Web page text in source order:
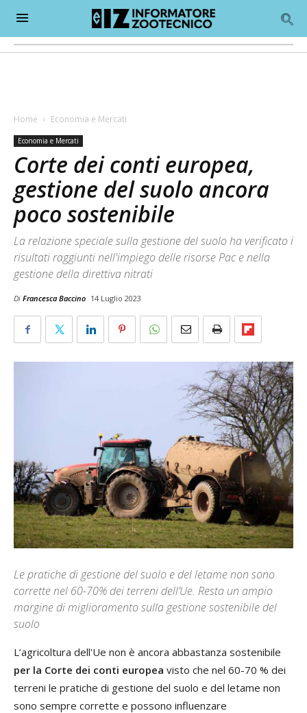
Home Economia e Mercati
Economia e Mercati
Corte dei conti europea,
gestione del suolo ancora
poco sostenibile
La relazione speciale sulla gestione del suolo ha verificato i
risultati raggiunti nell'impiego delle risorse Pac e nella
gestione della direttiva nitrati
Di Francesca Baccino 14 Luglio 2023
Le pratiche di gestione del suolo e del letame non sono
corrette nel 60-70% dei terreni dell’Ue. Resta un ampio
margine di miglioramento sulla gestione sostenibile del
suolo
L’agricoltura dell'Ue non è ancora abbastanza sostenibile
per la Corte dei conti europea visto che nel 60-70 % dei
terreni le pratiche di gestione del suolo e del letame non
sono sempre corrette e possono influenzare